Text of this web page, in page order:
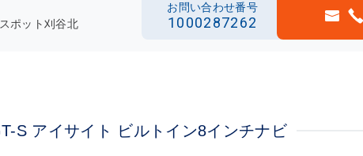
ポット刈谷北
お問い合わせ番号
1000287262
S アイサイト ビルトイン8インチナビ